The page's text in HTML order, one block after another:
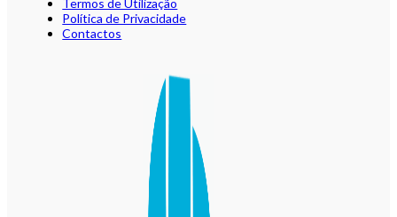
Termos de Utilização
Política de Privacidade
Contactos